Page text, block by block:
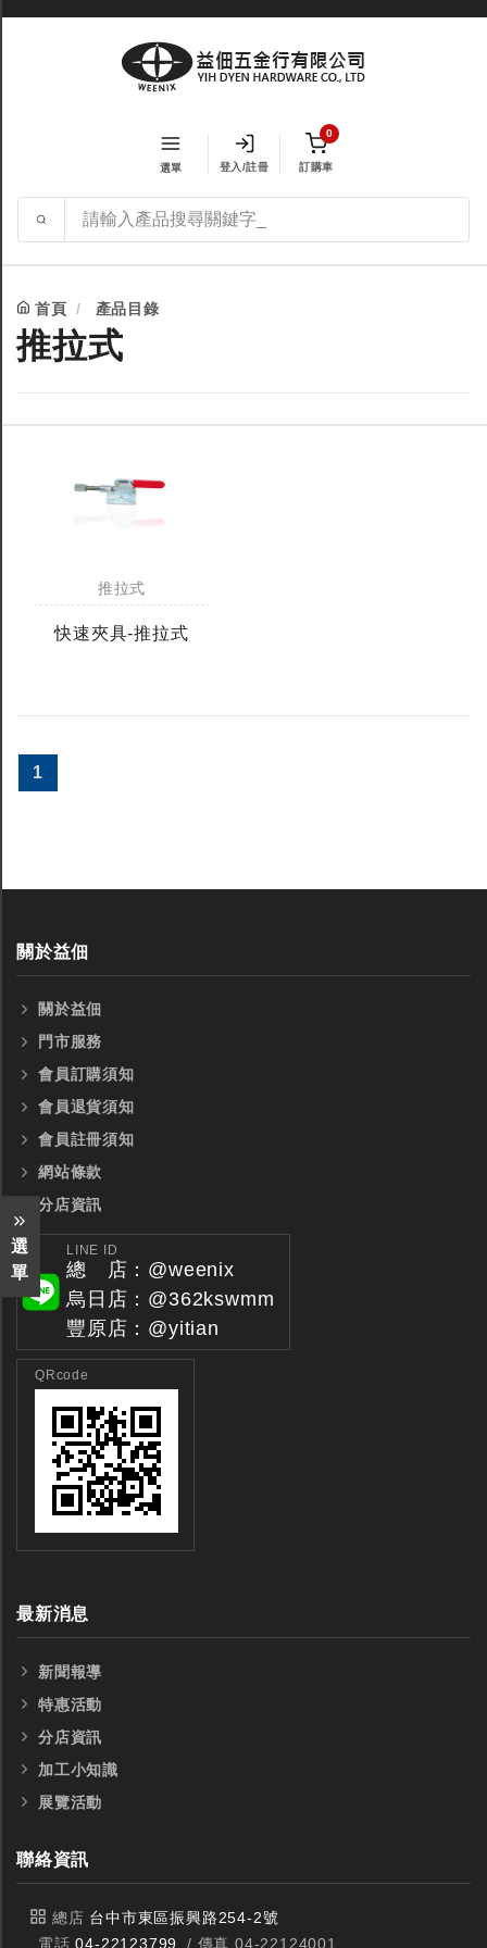
選單 登入/註冊
0
訂購車
首頁 產品目錄
推拉式
選
單
全鎢鋼銑刀
推拉式
快速夾具-推拉式
1
關於益佃
關於益佃
門市服務
會員訂購須知
會員退貨須知
會員註冊須知
網站條款
分店資訊
LINE ID
總 店：@weenix
烏日店：@362kswmm
豐原店：@yitian
QRcode
最新消息
新聞報導
特惠活動
分店資訊
加工小知識
展覽活動
聯絡資訊
總店 台中市東區振興路254-2號
電話04-22123799 / 傳真 04-22124001